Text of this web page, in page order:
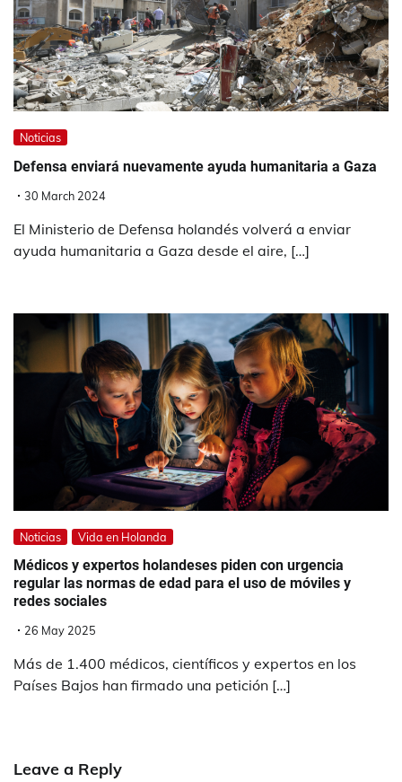
Noticias
Defensa enviará nuevamente ayuda humanitaria a Gaza
30 March 2024
El Ministerio de Defensa holandés volverá a enviar
ayuda humanitaria a Gaza desde el aire, […]
Noticias Vida en Holanda
Médicos y expertos holandeses piden con urgencia
regular las normas de edad para el uso de móviles y
redes sociales
26 May 2025
Más de 1.400 médicos, científicos y expertos en los
Países Bajos han firmado una petición […]
Leave a Reply